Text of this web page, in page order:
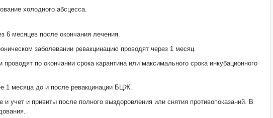
холодного абсцесса.
6 месяцев после окончания лечения.
заболевании ревакцинацию проводят через 1 месяц.
по окончании срока карантина или максимального срока инкубационного
1 месяца до и после ревакцинации БЦЖ.
и привиты после полного выздоровления или снятия противопоказаний. В